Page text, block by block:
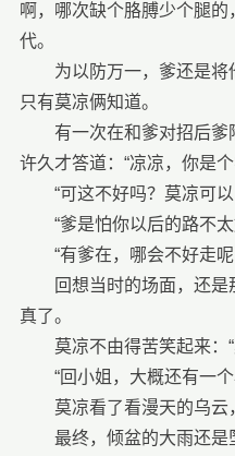
啊，哪次缺个胳膊少个腿
代。
为以防万一，爹还是
只有莫凉俩知道。
有一次在和爹对招后
许久才答道：“凉凉，你是
“可这不好吗？莫凉可
“爹是怕你以后的路不
“有爹在，哪会不好走
回想当时的场面，还
真了。
莫凉不由得苦笑起来：
“回小姐，大概还有一
莫凉看了看漫天的乌云
最终，倾盆的大雨还是